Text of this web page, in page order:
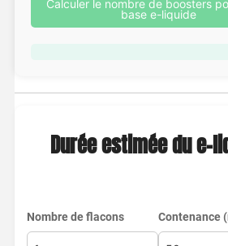
Calculer le nombre de boosters
base e-liquide
Durée estimée du e-
Nombre de flacons Contenance